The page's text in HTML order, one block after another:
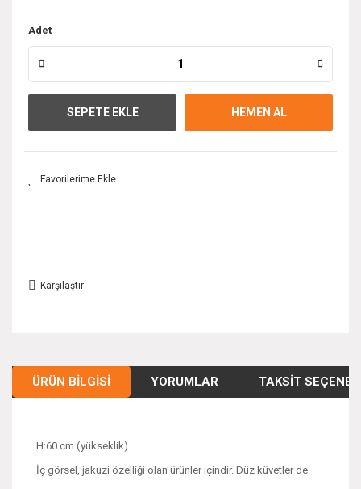
Adet
SEPETE EKLE HEMEN AL
Karşılaştır
ÜRÜN BILGISI YORUMLAR TAKSIT
H:60 cm (yükseklik)
İç görsel, jakuzi özelliği olan ürünler içindir. Düz küvetler de